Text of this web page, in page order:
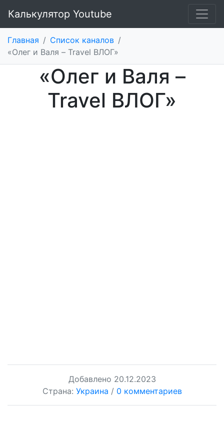
Калькулятор Youtube
Главная / Список каналов /
«Олег и Валя – Travel ВЛОГ»
«Олег и Валя –
Travel ВЛОГ»
Добавлено 20.12.2023
Страна: Украина / 0 комментариев